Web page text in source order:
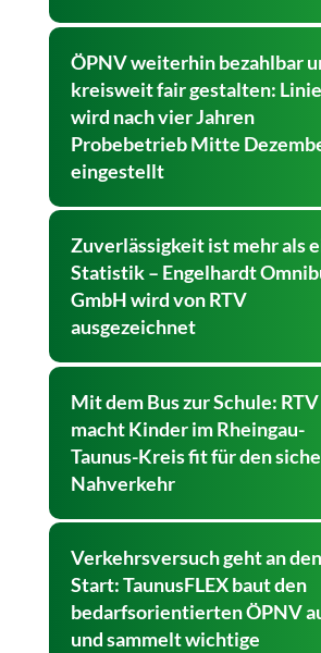
ÖPNV weiterhin bezahlbar
kreisweit fair gestalten:
wird nach vier Jahren
Probebetrieb Mitte
eingestellt
Zuverlässigkeit ist mehr als
Statistik – Engelhardt
GmbH wird von RTV
ausgezeichnet
Mit dem Bus zur Schule: RTV
macht Kinder im Rheingau-
Taunus-Kreis fit für den
Nahverkehr
Verkehrsversuch geht an den
Start: TaunusFLEX baut den
bedarfsorientierten ÖPNV
und sammelt wichtige